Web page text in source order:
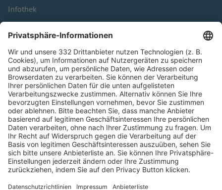
Infothek
Kontakt
HÄUFIG BESUCHTE SEITEN
Pässe und Vereinswechsel
Trainerausbildung
Schulungsangebot Vereinsmitarbeiter
BFV-Geschäftsstellen
Trainerbörse
Login SpielPlus
FOLGE DEM BFV